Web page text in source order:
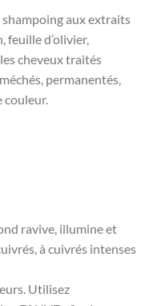
shampoing aux extraits
feuille d’olivier,
cheveux traités
permanentés,
couleur.
ravive, illumine et
à cuivrés intenses
Utilisez